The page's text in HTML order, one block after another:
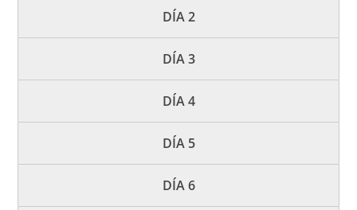
DÍA 2
DÍA 3
DÍA 4
DÍA 5
DÍA 6